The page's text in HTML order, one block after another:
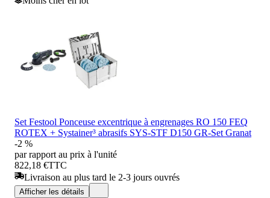
Set Festool Ponceuse excentrique à engrenages RO 150 FEQ
ROTEX + Systainer³ abrasifs SYS-STF D150 GR-Set Granat
-2 %
par rapport au prix à l'unité
822,18 €TTC
Livraison au plus tard le 2-3 jours ouvrés
Afficher les détails